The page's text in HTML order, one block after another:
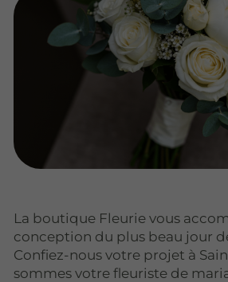
La boutique Fleurie vous
conception du plus beau jour
Confiez-nous votre projet à
sommes votre fleuriste de